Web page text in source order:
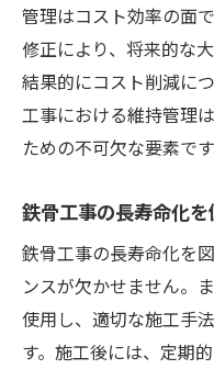
安全基準とそ
リスク管理と
コミュニケー
一貫性がもた
セスを解説
施工計画の
各工程におけ
メンテナンス
進捗管理とそ
管理はコスト効率の面
修正により、将来的な
結果的にコスト削減に
工事における維持管理
ための不可欠な要素です
鉄骨工事の長寿命化
鉄骨工事の長寿命化を
ンスが欠かせません。
使用し、適切な施工手
す。施工後には、定期